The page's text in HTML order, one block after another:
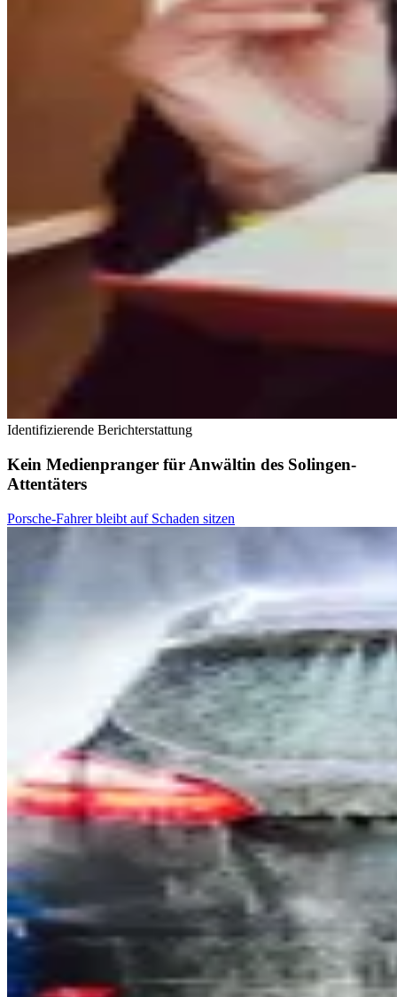
Identifizierende Berichterstattung
Kein Medienpranger für Anwältin des Solingen-
Attentäters
Porsche-Fahrer bleibt auf Schaden sitzen